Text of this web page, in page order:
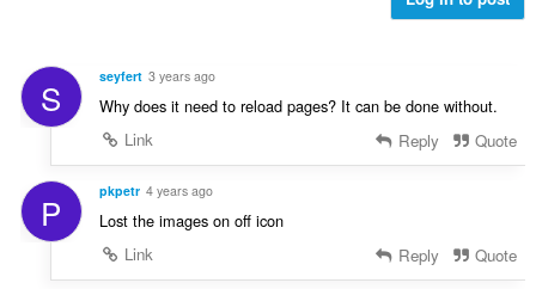
n
í
d
o
e
n
:
S seyfert 3 years ago
Why does it need to reload pages? It can be done without.
Link
Reply Quote
P pkpetr 4 years ago
Lost the images on off icon
Link
Reply Quote